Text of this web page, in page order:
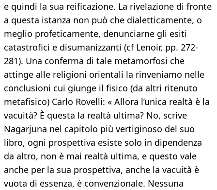
e quindi la sua reificazione. La rivelazione di fronte
a questa istanza non può che dialetticamente, o
meglio profeticamente, denunciarne gli esiti
catastrofici e disumanizzanti (cf Lenoir, pp. 272-
281). Una conferma di tale metamorfosi che
attinge alle religioni orientali la rinveniamo nelle
conclusioni cui giunge il fisico (da altri ritenuto
metafisico) Carlo Rovelli: « Allora l’unica realtà è la
vacuità? È questa la realtà ultima? No, scrive
Nagarjuna nel capitolo più vertiginoso del suo
libro, ogni prospettiva esiste solo in dipendenza
da altro, non è mai realtà ultima, e questo vale
anche per la sua prospettiva, anche la vacuità è
vuota di essenza, è convenzionale. Nessuna